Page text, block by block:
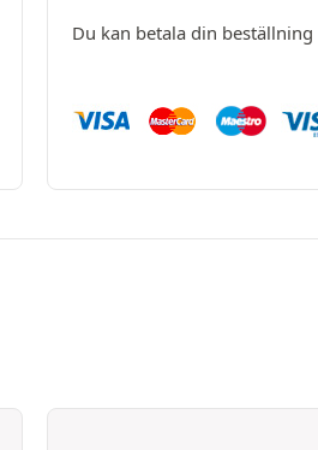
Du kan betala din